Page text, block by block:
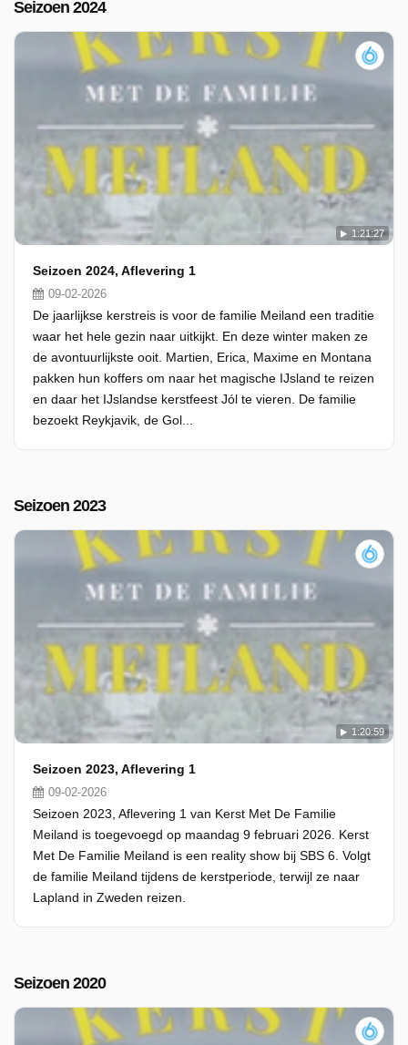
Seizoen 2024
1:21:27
Seizoen 2024, Aflevering 1
09-02-2026
De jaarlijkse kerstreis is voor de familie Meiland een traditie
waar het hele gezin naar uitkijkt. En deze winter maken ze
de avontuurlijkste ooit. Martien, Erica, Maxime en Montana
pakken hun koffers om naar het magische IJsland te reizen
en daar het IJslandse kerstfeest Jól te vieren. De familie
bezoekt Reykjavik, de Gol...
Seizoen 2023
1:20:59
Seizoen 2023, Aflevering 1
09-02-2026
Seizoen 2023, Aflevering 1 van Kerst Met De Familie
Meiland is toegevoegd op maandag 9 februari 2026. Kerst
Met De Familie Meiland is een reality show bij SBS 6. Volgt
de familie Meiland tijdens de kerstperiode, terwijl ze naar
Lapland in Zweden reizen.
Seizoen 2020